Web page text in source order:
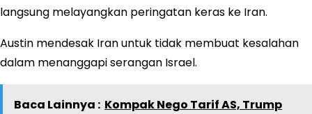
langsung melayangkan peringatan keras ke Iran.
Austin mendesak Iran untuk tidak membuat kesalahan
dalam menanggapi serangan Israel.
Baca Lainnya : Kompak Nego Tarif AS, Trump